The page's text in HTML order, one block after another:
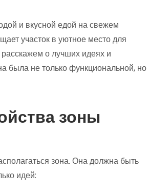
и вкусной едой на свежем
участок в уютное место для
о лучших идеях и
была не только функциональной, но
зоны
зона. Она должна быть
идей: